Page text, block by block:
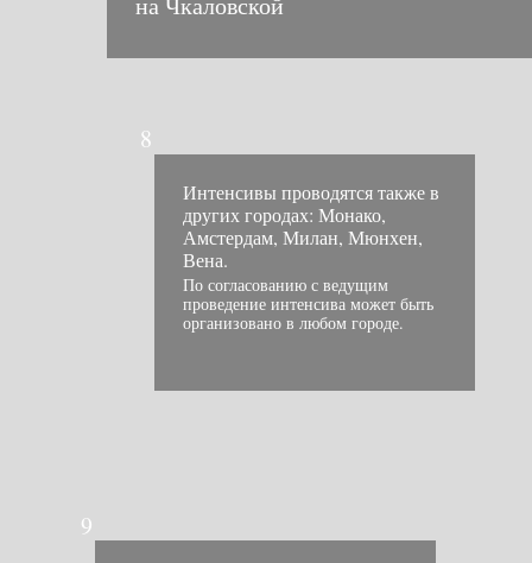
8
Интенсивы проводятся также в
других городах: Монако,
Амстердам, Милан, Мюнхен,
Вена.
По согласованию с ведущим
проведение интенсива может быть
организовано в любом городе.
9